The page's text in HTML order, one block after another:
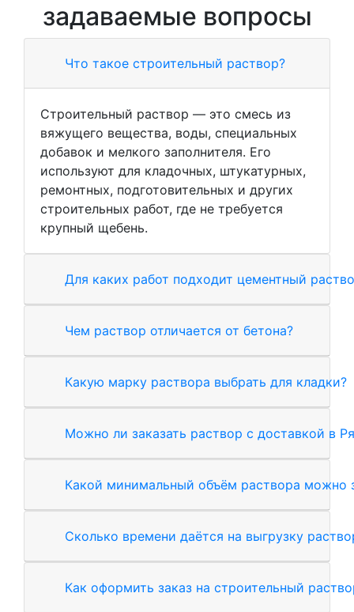
задаваемые вопросы
Что такое строительный раствор?
Строительный раствор — это смесь из
вяжущего вещества, воды, специальных
добавок и мелкого заполнителя. Его
используют для кладочных, штукатурных,
ремонтных, подготовительных и других
строительных работ, где не требуется
крупный щебень.
Для каких работ подходит цементный
Чем раствор отличается от бетона?
Какую марку раствора выбрать для кладки?
Можно ли заказать раствор с доставкой в
Какой минимальный объём раствора можно
Сколько времени даётся на выгрузку
Как оформить заказ на строительный